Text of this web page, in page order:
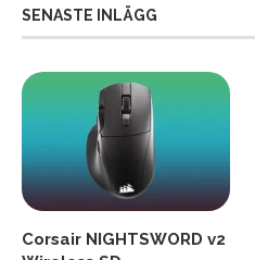
SENASTE INLÄGG
Corsair NIGHTSWORD v2